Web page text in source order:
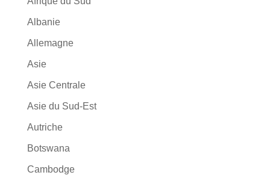
Albanie
Allemagne
Asie
Asie Centrale
Asie du Sud-Est
Autriche
Botswana
Cambodge